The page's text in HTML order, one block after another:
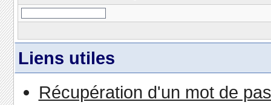
Liens utiles
Récupération d'un mot de